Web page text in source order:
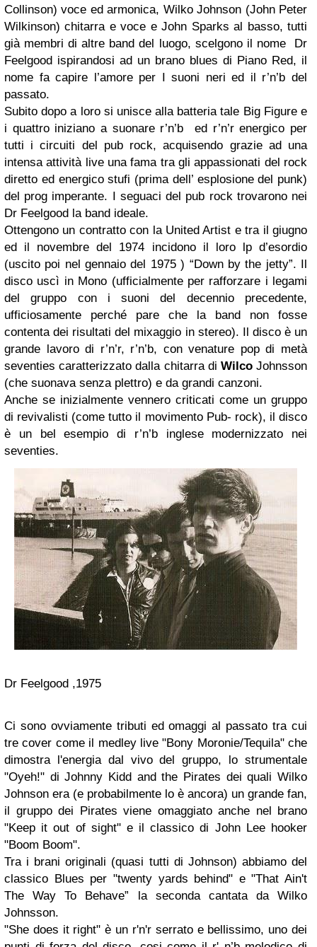
Collinson) voce ed armonica, Wilko Johnson (John Peter
Wilkinson) chitarra e voce e John Sparks al basso, tutti
già membri di altre band del luogo, scelgono il nome Dr
Feelgood ispirandosi ad un brano blues di Piano Red, il
nome fa capire l’amore per I suoni neri ed il r’n’b del
passato.
Subito dopo a loro si unisce alla batteria tale Big Figure e
i quattro iniziano a suonare r’n’b ed r’n’r energico per
tutti i circuiti del pub rock, acquisendo grazie ad una
intensa attività live una fama tra gli appassionati del rock
diretto ed energico stufi (prima dell’ esplosione del punk)
del prog imperante. I seguaci del pub rock trovarono nei
Dr Feelgood la band ideale.
Ottengono un contratto con la United Artist e tra il giugno
ed il novembre del 1974 incidono il loro lp d’esordio
(uscito poi nel gennaio del 1975 ) “Down by the jetty”. Il
disco uscì in Mono (ufficialmente per rafforzare i legami
del gruppo con i suoni del decennio precedente,
ufficiosamente perché pare che la band non fosse
contenta dei risultati del mixaggio in stereo). Il disco è un
grande lavoro di r’n’r, r’n’b, con venature pop di metà
seventies caratterizzato dalla chitarra di WilcoJohnsson
(che suonava senza plettro) e da grandi canzoni.
Anche se inizialmente vennero criticati come un gruppo
di revivalisti (come tutto il movimento Pub- rock), il disco
è un bel esempio di r’n’b inglese modernizzato nei
seventies.
Dr Feelgood ,1975
Ci sono ovviamente tributi ed omaggi al passato tra cui
tre cover come il medley live "Bony Moronie/Tequila" che
dimostra l'energia dal vivo del gruppo, lo strumentale
"Oyeh!" di Johnny Kidd and the Pirates dei quali Wilko
Johnson era (e probabilmente lo è ancora) un grande fan,
il gruppo dei Pirates viene omaggiato anche nel brano
"Keep it out of sight" e il classico di John Lee hooker
"Boom Boom".
Tra i brani originali (quasi tutti di Johnson) abbiamo del
classico Blues per "twenty yards behind" e "That Ain't
The Way To Behave” la seconda cantata da Wilko
Johnsson.
"She does it right" è un r'n'r serrato e bellissimo, uno dei